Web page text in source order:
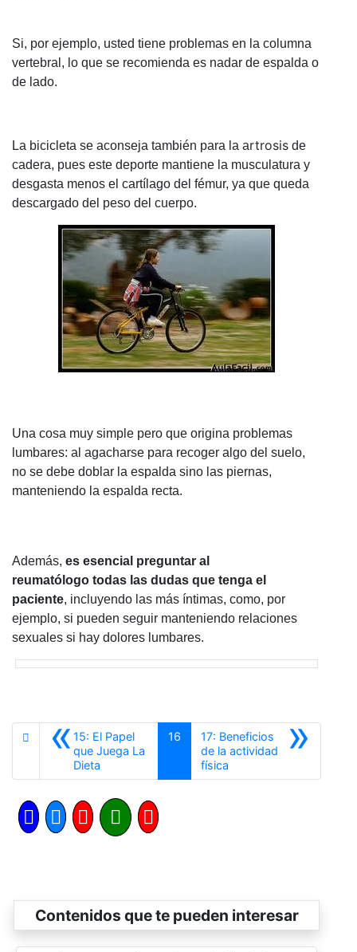
Si, por ejemplo, usted tiene problemas en la columna
vertebral, lo que se recomienda es nadar de espalda o
de lado.
La bicicleta se aconseja también para la artrosis de
cadera, pues este deporte mantiene la musculatura y
desgasta menos el cartílago del fémur, ya que queda
descargado del peso del cuerpo.
Una cosa muy simple pero que origina problemas
lumbares: al agacharse para recoger algo del suelo,
no se debe doblar la espalda sino las piernas,
manteniendo la espalda recta.
Además, es esencial preguntar al
reumatólogo todas las dudas que tenga el
paciente, incluyendo las más íntimas, como, por
ejemplo, si pueden seguir manteniendo relaciones
sexuales si hay dolores lumbares.
«15: El Papel
que Juega La
Dieta
16 »
17: Beneficios
de la actividad
física
Contenidos que te pueden interesar